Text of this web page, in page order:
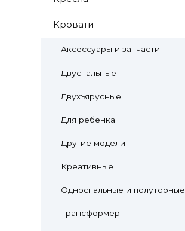
Кровати
Аксессуары и запчасти
Двуспальные
Двухъярусные
Для ребенка
Другие модели
Креативные
Односпальные и полуторные
Трансформер